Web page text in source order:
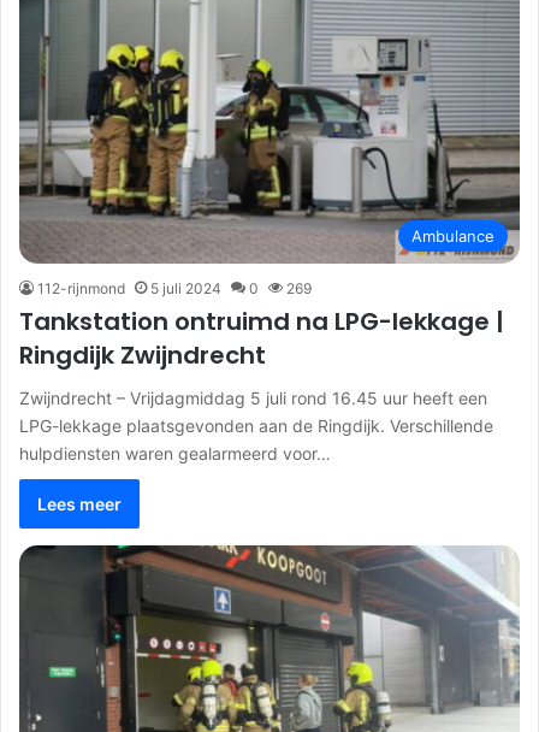
Ambulance
112-rijnmond 5 juli 2024 0 269
Tankstation ontruimd na LPG-lekkage |
Ringdijk Zwijndrecht
Zwijndrecht – Vrijdagmiddag 5 juli rond 16.45 uur heeft een
LPG-lekkage plaatsgevonden aan de Ringdijk. Verschillende
hulpdiensten waren gealarmeerd voor…
Lees meer